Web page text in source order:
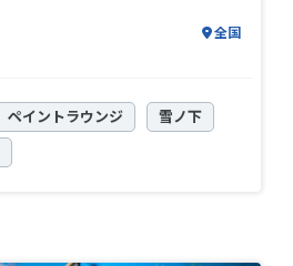
全国
ペイントラウンジ 雪ノ下